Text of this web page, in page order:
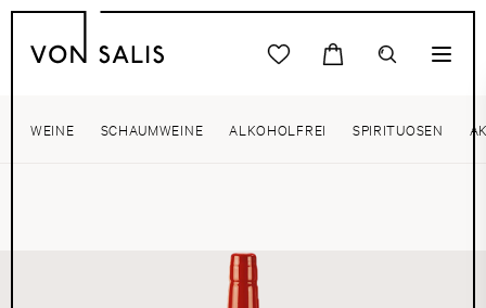
WEINE SCHAUMWEINE ALKOHOLFREI SPIRITUOSEN